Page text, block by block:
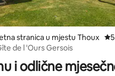
5 od 5, recenzija: 8
stranica u mjestu Thoux
de l 'Ours Gersois
i odlične